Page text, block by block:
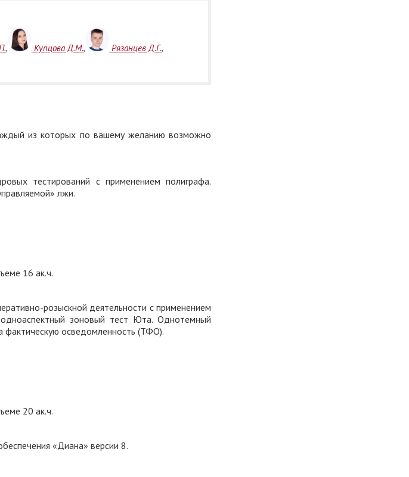
, Купцова Д.М., Рязанцев Д.Г.,
из которых по вашему желанию возможно
тестирований с применением полиграфа.
лжи.
16 ак.ч.
розыскной деятельности с применением
зоновый тест Юта. Однотемный
фактическую осведомленность (ТФО).
20 ак.ч.
«Диана» версии 8.